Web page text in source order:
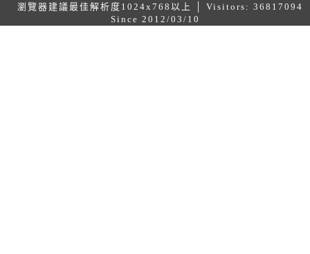
瀏覽器建議最佳解析度1024x768以上 │ Visitors: 36817094
Since 2012/03/10